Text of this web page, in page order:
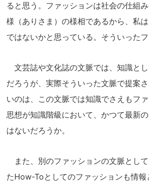
ると思う。ファッションは社会の仕組
様（ありさま）の様相であるから、私
ではないかと思っている。そういった
文芸誌や文化誌の文脈では、知識と
だろうが、実際そういった文脈で提案
いのは、この文脈では知識でさえもフ
思想が知識階級において、かつて最新
はないだろうか。
また、別のファッションの文脈とし
たHow-Toとしてのファッションも情